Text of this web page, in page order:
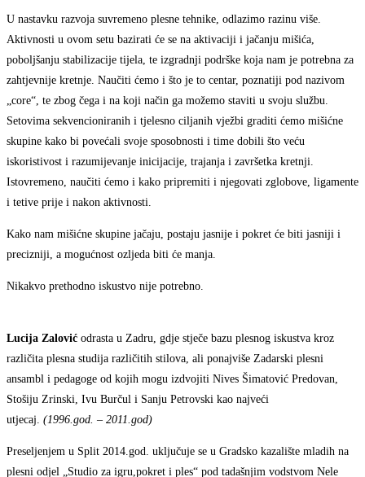
U nastavku razvoja suvremeno plesne tehnike, odlazimo razinu više.
Aktivnosti u ovom setu bazirati će se na aktivaciji i jačanju mišića,
poboljšanju stabilizacije tijela, te izgradnji podrške koja nam je potrebna za
zahtjevnije kretnje. Naučiti ćemo i što je to centar, poznatiji pod nazivom
„core“, te zbog čega i na koji način ga možemo staviti u svoju službu.
Setovima sekvencioniranih i tjelesno ciljanih vježbi graditi ćemo mišićne
skupine kako bi povećali svoje sposobnosti i time dobili što veću
iskoristivost i razumijevanje inicijacije, trajanja i završetka kretnji.
Istovremeno, naučiti ćemo i kako pripremiti i njegovati zglobove, ligamente
i tetive prije i nakon aktivnosti.
Kako nam mišićne skupine jačaju, postaju jasnije i pokret će biti jasniji i
precizniji, a mogućnost ozljeda biti će manja.
Nikakvo prethodno iskustvo nije potrebno.
Lucija Zalović odrasta u Zadru, gdje stječe bazu plesnog iskustva kroz
različita plesna studija različitih stilova, ali ponajviše Zadarski plesni
ansambl i pedagoge od kojih mogu izdvojiti Nives Šimatović Predovan,
Stošiju Zrinski, Ivu Burčul i Sanju Petrovski kao najveći
utjecaj. (1996.god. – 2011.god)
Preseljenjem u Split 2014.god. uključuje se u Gradsko kazalište mladih na
plesni odjel „Studio za igru,pokret i ples“ pod tadašnjim vodstvom Nele